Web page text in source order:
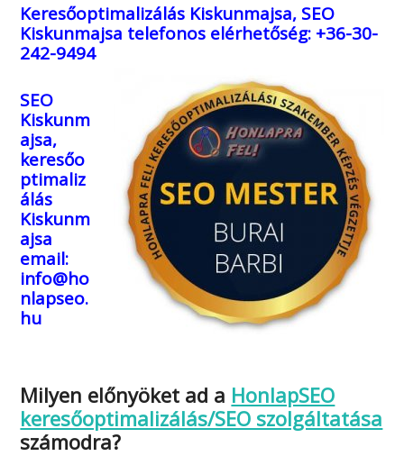
Keresőoptimalizálás Kiskunmajsa, SEO
Kiskunmajsa telefonos elérhetőség: +36-30-
242-9494
SEO
Kiskunm
ajsa,
keresőo
ptimaliz
álás
Kiskunm
ajsa
email:
info@ho
nlapseo.
hu
Milyen előnyöket ad a HonlapSEO
keresőoptimalizálás/SEO szolgáltatása
számodra?